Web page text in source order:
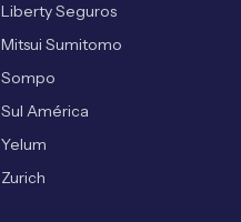
Liberty Seguros
Mitsui Sumitomo
Sompo
Sul América
Yelum
Zurich